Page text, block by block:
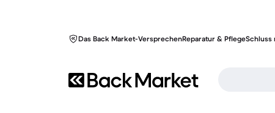
Das Back Market-VersprechenReparatur & PflegeSchluss